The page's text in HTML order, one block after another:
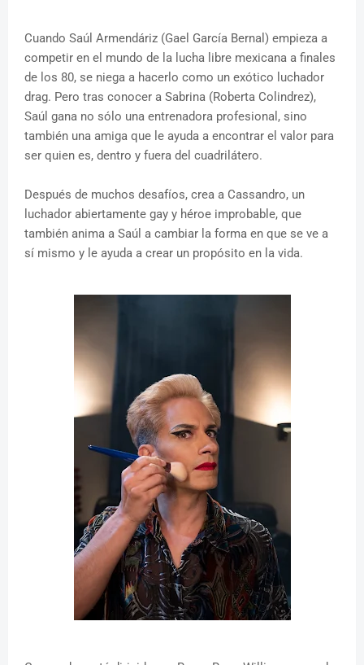
Cuando Saúl Armendáriz (Gael García Bernal) empieza a
competir en el mundo de la lucha libre mexicana a finales
de los 80, se niega a hacerlo como un exótico luchador
drag. Pero tras conocer a Sabrina (Roberta Colindrez),
Saúl gana no sólo una entrenadora profesional, sino
también una amiga que le ayuda a encontrar el valor para
ser quien es, dentro y fuera del cuadrilátero.
Después de muchos desafíos, crea a Cassandro, un
luchador abiertamente gay y héroe improbable, que
también anima a Saúl a cambiar la forma en que se ve a
sí mismo y le ayuda a crear un propósito en la vida.